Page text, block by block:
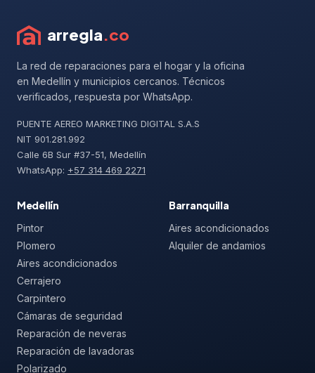
arregla.co
La red de reparaciones para el hogar y la oficina
en Medellín y municipios cercanos. Técnicos
verificados, respuesta por WhatsApp.
PUENTE AEREO MARKETING DIGITAL S.A.S
NIT 901.281.992
Calle 6B Sur #37-51, Medellín
WhatsApp: +57 314 469 2271
Medellín
Pintor
Plomero
Aires acondicionados
Cerrajero
Carpintero
Cámaras de seguridad
Reparación de neveras
Reparación de lavadoras
Polarizado
Barranquilla
Aires acondicionados
Alquiler de andamios